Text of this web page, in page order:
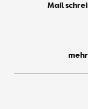
Mail